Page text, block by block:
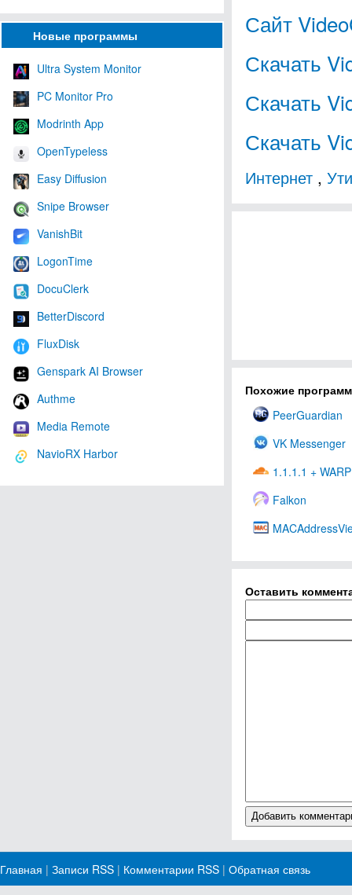
Новые программы
Ultra System Monitor
PC Monitor Pro
Modrinth App
OpenTypeless
Easy Diffusion
Snipe Browser
VanishBit
LogonTime
DocuClerk
BetterDiscord
FluxDisk
Genspark AI Browser
Authme
Media Remote
NavioRX Harbor
Сайт
Скачать
Скачать
Скачать
Интернет ,
Похожие
PeerGuardian
VK Messenger
1.1.1.1 + WARP
Falkon
Оставить
Главная | Записи RSS | Комментарии RSS | Обратная связь